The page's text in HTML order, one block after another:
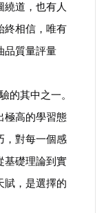
繞道，也有人
終相信，唯有
品質量評量
的其中之一。
極高的學習態
，對每一個感
基礎理論到實
賦，是選擇的